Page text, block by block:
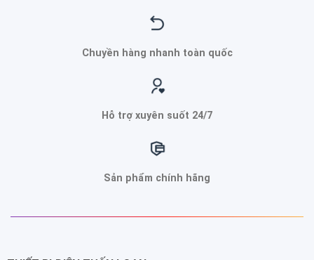
Chuyền hàng nhanh toàn quốc
Hỗ trợ xuyên suốt 24/7
Sản phẩm chính hãng